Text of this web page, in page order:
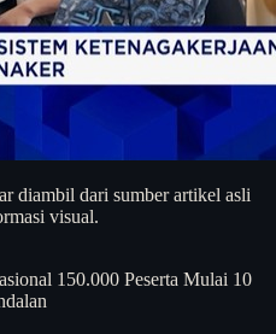
diambil dari sumber artikel asli
visual.
150.000 Peserta Mulai 10